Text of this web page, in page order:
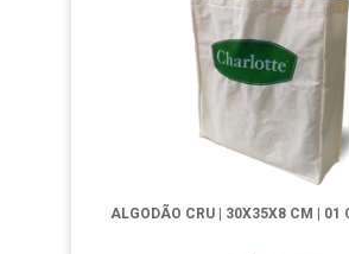
ALGODÃO CRU | 30X35X8 CM | 01